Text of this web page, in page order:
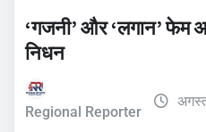
‘गजनी’ और ‘लगान’ फेम
निधन
Regional Reporter